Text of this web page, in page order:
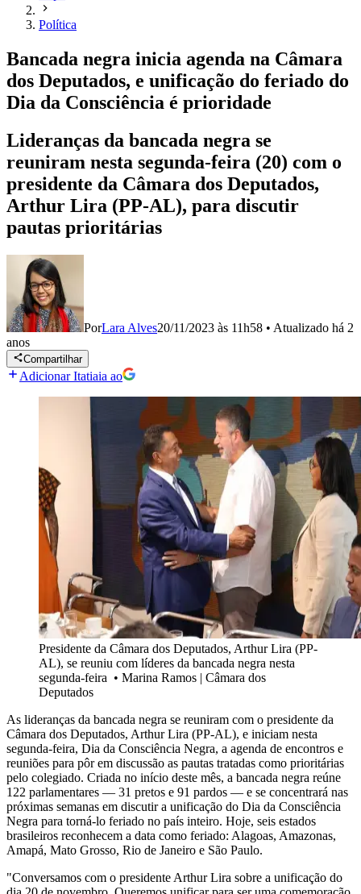
Política
Bancada negra inicia agenda na Câmara
dos Deputados, e unificação do feriado do
Dia da Consciência é prioridade
Lideranças da bancada negra se
reuniram nesta segunda-feira (20) com o
presidente da Câmara dos Deputados,
Arthur Lira (PP-AL), para discutir
pautas prioritárias
PorLara Alves20/11/2023 às 11h58 • Atualizado há 2
anos
Compartilhar
Adicionar Itatiaia ao
Presidente da Câmara dos Deputados, Arthur Lira (PP-
AL), se reuniu com líderes da bancada negra nesta
segunda-feira • Marina Ramos | Câmara dos
Deputados
As lideranças da bancada negra se reuniram com o presidente da
Câmara dos Deputados, Arthur Lira (PP-AL), e iniciam nesta
segunda-feira, Dia da Consciência Negra, a agenda de encontros e
reuniões para pôr em discussão as pautas tratadas como prioritárias
pelo colegiado. Criada no início deste mês, a bancada negra reúne
122 parlamentares — 31 pretos e 91 pardos — e se concentrará nas
próximas semanas em discutir a unificação do Dia da Consciência
Negra para torná-lo feriado no país inteiro. Hoje, seis estados
brasileiros reconhecem a data como feriado: Alagoas, Amazonas,
Amapá, Mato Grosso, Rio de Janeiro e São Paulo.
"Conversamos com o presidente Arthur Lira sobre a unificação do